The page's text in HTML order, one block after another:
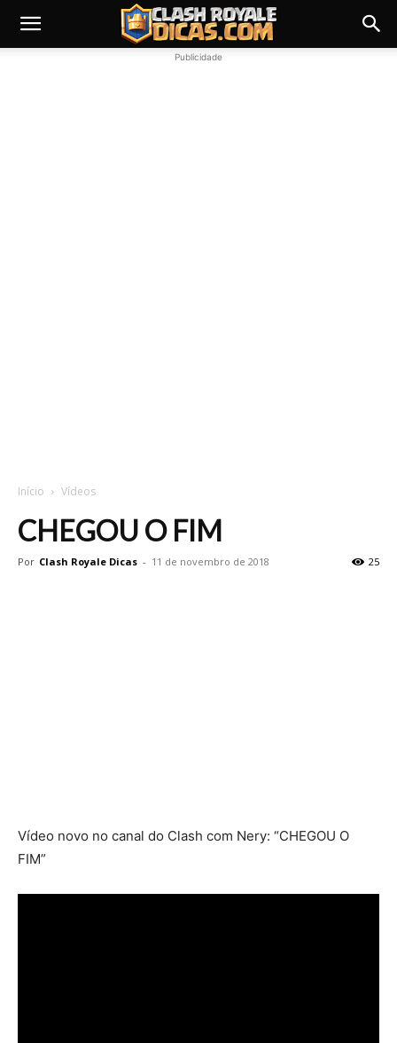
Publicidade
Início Vídeos
CHEGOU O FIM
Por Clash Royale Dicas - 11 de novembro de 2018 25
Vídeo novo no canal do Clash com Nery: “CHEGOU O
FIM”